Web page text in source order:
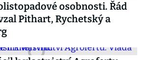
osobnosti. Řád
Pithart, Rychetský a